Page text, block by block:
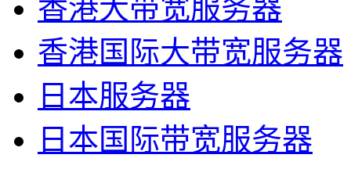
香港大带宽服务器
香港国际大带宽服务器
日本服务器
日本国际带宽服务器